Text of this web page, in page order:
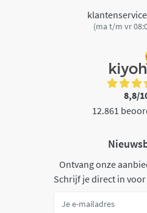
(ma t/m vr
8,8/
12.861
Ontvang onze
Schrijf je direct in